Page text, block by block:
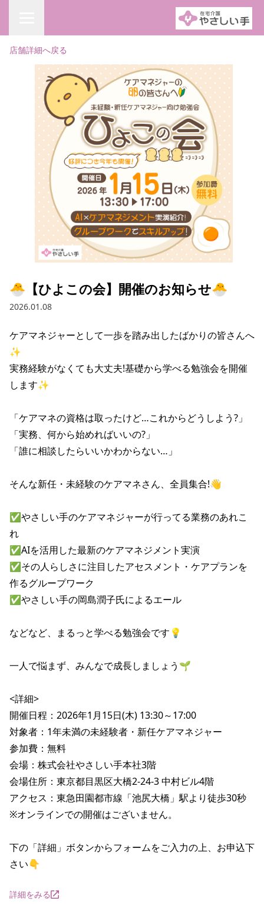
店舗詳細へ戻る
🐣【ひよこの会】開催のお知らせ🐣
2026.01.08
ケアマネジャーとして一歩を踏み出したばかりの皆さんへ
✨
実務経験がなくても大丈夫!基礎から学べる勉強会を開催
します✨
「ケアマネの資格は取ったけど…これからどうしよう?」
「実務、何から始めればいいの?」
「誰に相談したらいいかわからない…」
そんな新任・未経験のケアマネさん、全員集合!👋
✅やさしい手のケアマネジャーが行ってる業務のあれこ
れ
✅AIを活用した最新のケアマネジメント実演
✅その人らしさに注目したアセスメント・ケアプランを
作るグループワーク
✅やさしい手の岡島潤子氏によるエール
などなど、まるっと学べる勉強会です💡
一人で悩まず、みんなで成長しましょう🌱
<詳細>
開催日程：2026年1月15日(木) 13:30～17:00
対象者：1年未満の未経験者・新任ケアマネジャー
参加費：無料
会場：株式会社やさしい手本社3階
会場住所：東京都目黒区大橋2-24-3 中村ビル4階
アクセス：東急田園都市線「池尻大橋」駅より徒歩30秒
※オンラインでの開催はございません。
下の「詳細」ボタンからフォームをご入力の上、お申込下
さい👇
詳細をみる